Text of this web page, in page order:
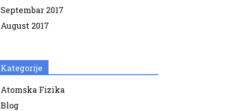
Septembar 2017
August 2017
Kategorije
Atomska Fizika
Blog